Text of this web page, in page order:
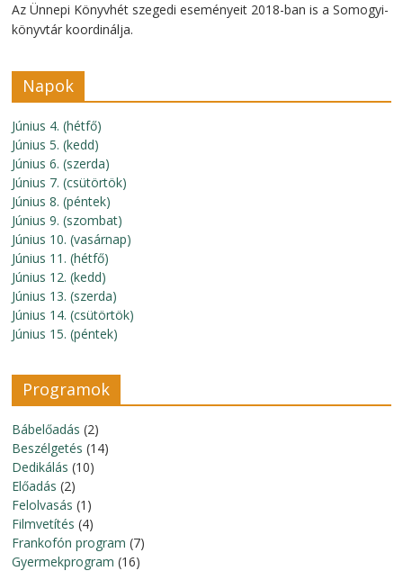
Az Ünnepi Könyvhét szegedi eseményeit 2018-ban is a Somogyi-
könyvtár koordinálja.
Napok
Június 4. (hétfő)
Június 5. (kedd)
Június 6. (szerda)
Június 7. (csütörtök)
Június 8. (péntek)
Június 9. (szombat)
Június 10. (vasárnap)
Június 11. (hétfő)
Június 12. (kedd)
Június 13. (szerda)
Június 14. (csütörtök)
Június 15. (péntek)
Programok
Bábelőadás (2)
Beszélgetés (14)
Dedikálás (10)
Előadás (2)
Felolvasás (1)
Filmvetítés (4)
Frankofón program (7)
Gyermekprogram (16)